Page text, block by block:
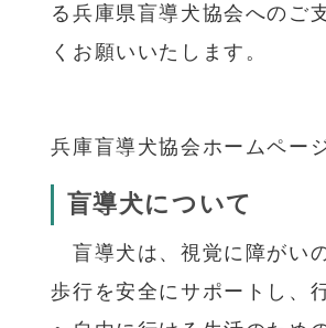
る兵庫県盲導犬協会へのご
くお願いいたします。
兵庫盲導犬協会ホームペー
盲導犬について
盲導犬は、視覚に障がい
歩行を安全にサポートし、